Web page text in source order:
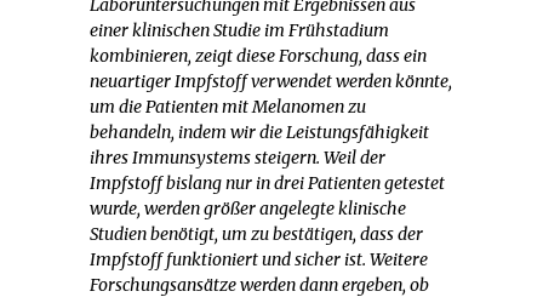
Laboruntersuchungen mit Ergebnissen aus
einer klinischen Studie im Frühstadium
kombinieren, zeigt diese Forschung, dass ein
neuartiger Impfstoff verwendet werden könnte,
um die Patienten mit Melanomen zu
behandeln, indem wir die Leistungsfähigkeit
ihres Immunsystems steigern. Weil der
Impfstoff bislang nur in drei Patienten getestet
wurde, werden größer angelegte klinische
Studien benötigt, um zu bestätigen, dass der
Impfstoff funktioniert und sicher ist. Weitere
Forschungsansätze werden dann ergeben, ob